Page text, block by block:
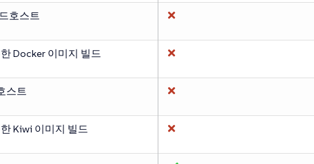
호스트
Docker 이미지 빌드
스트
Kiwi 이미지 빌드